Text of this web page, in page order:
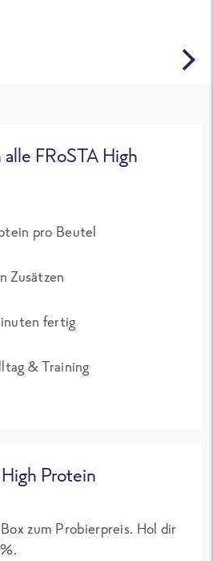
FRoSTA High
pro Beutel
Zusätzen
fertig
& Training
Protein
zum Probierpreis. Hol dir